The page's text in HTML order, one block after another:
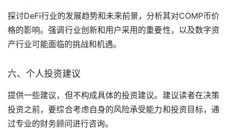
探讨DeFi行业的发展趋势和未来前景，分析其对COMP币价
格的影响。强调行业创新和用户采用的重要性，以及数字资
产行业可能面临的挑战和机遇。
六、个人投资建议
提供一些建议，但不构成具体的投资建议。建议读者在决策
投资之前，要综合考虑自身的风险承受能力和投资目标，通
过专业的财务顾问进行咨询。